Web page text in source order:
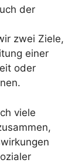
der
zwei Ziele,
einer
oder
viele